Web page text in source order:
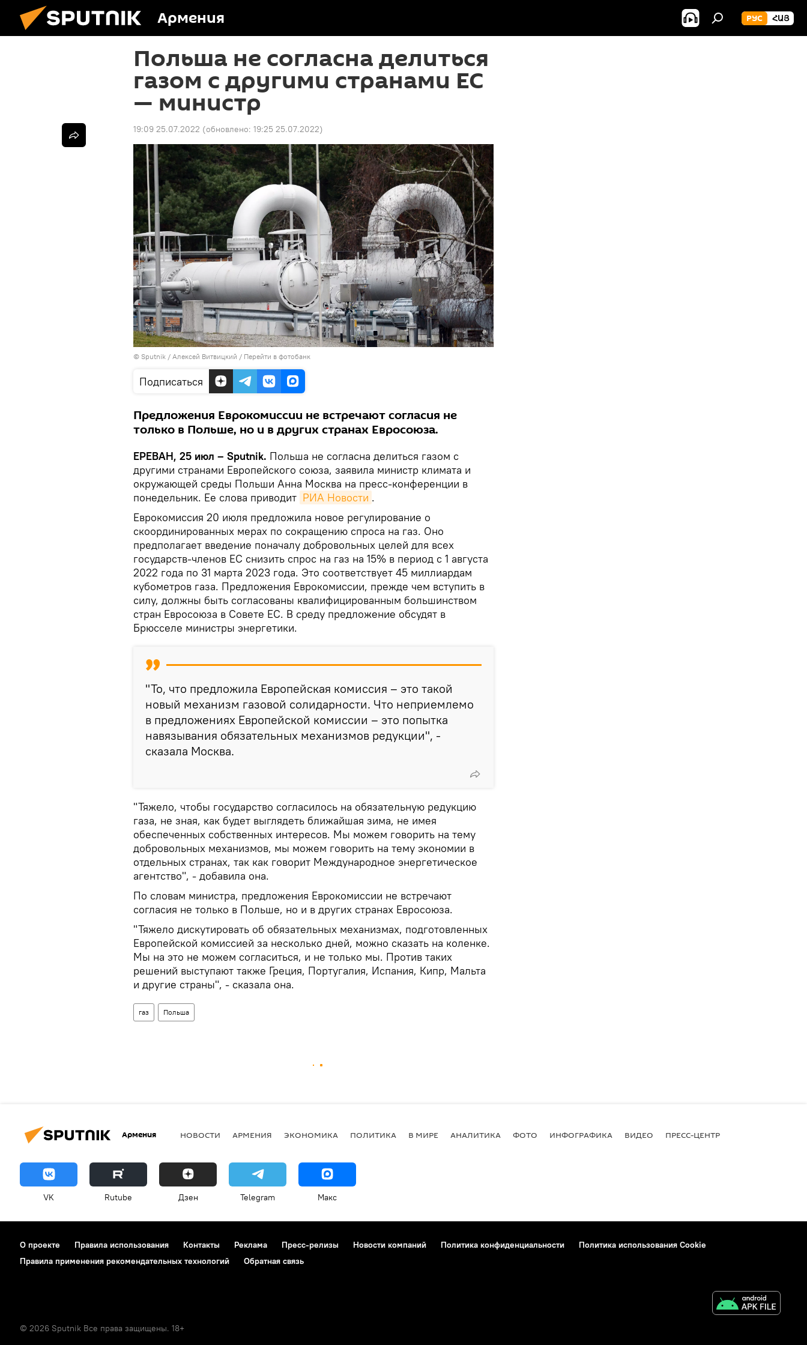
Армения РУС ՀԱՅ
Польша не согласна делиться
газом с другими странами ЕС
— министр
19:09 25.07.2022 (обновлено: 19:25 25.07.2022)
© Sputnik / Алексей Витвицкий / Перейти в фотобанк
Подписаться
Предложения Еврокомиссии не встречают согласия не
только в Польше, но и в других странах Евросоюза.
ЕРЕВАН, 25 июл – Sputnik. Польша не согласна делиться газом с
другими странами Европейского союза, заявила министр климата и
окружающей среды Польши Анна Москва на пресс-конференции в
понедельник. Ее слова приводит РИА Новости .
Еврокомиссия 20 июля предложила новое регулирование о
скоординированных мерах по сокращению спроса на газ. Оно
предполагает введение поначалу добровольных целей для всех
государств-членов ЕС снизить спрос на газ на 15% в период с 1 августа
2022 года по 31 марта 2023 года. Это соответствует 45 миллиардам
кубометров газа. Предложения Еврокомиссии, прежде чем вступить в
силу, должны быть согласованы квалифицированным большинством
стран Евросоюза в Совете ЕС. В среду предложение обсудят в
Брюсселе министры энергетики.
"То, что предложила Европейская комиссия – это такой
новый механизм газовой солидарности. Что неприемлемо
в предложениях Европейской комиссии – это попытка
навязывания обязательных механизмов редукции", -
сказала Москва.
"Тяжело, чтобы государство согласилось на обязательную редукцию
газа, не зная, как будет выглядеть ближайшая зима, не имея
обеспеченных собственных интересов. Мы можем говорить на тему
добровольных механизмов, мы можем говорить на тему экономии в
отдельных странах, так как говорит Международное энергетическое
агентство", - добавила она.
По словам министра, предложения Еврокомиссии не встречают
согласия не только в Польше, но и в других странах Евросоюза.
"Тяжело дискутировать об обязательных механизмах, подготовленных
Европейской комиссией за несколько дней, можно сказать на коленке.
Мы на это не можем согласиться, и не только мы. Против таких
решений выступают также Греция, Португалия, Испания, Кипр, Мальта
и другие страны", - сказала она.
газ Польша
Армения НОВОСТИ АРМЕНИЯ ЭКОНОМИКА ПОЛИТИКА В МИРЕ АНАЛИТИКА ФОТО ИНФОГРАФИКА ВИДЕО ПРЕСС-ЦЕНТР
VK Rutube Дзен Telegram Макс
О проекте Правила использования Контакты Реклама Пресс-релизы Новости компаний Политика конфиденциальности
Политика использования Cookie
Правила применения рекомендательных технологий
Обратная связь
© 2026 Sputnik Все права защищены. 18+